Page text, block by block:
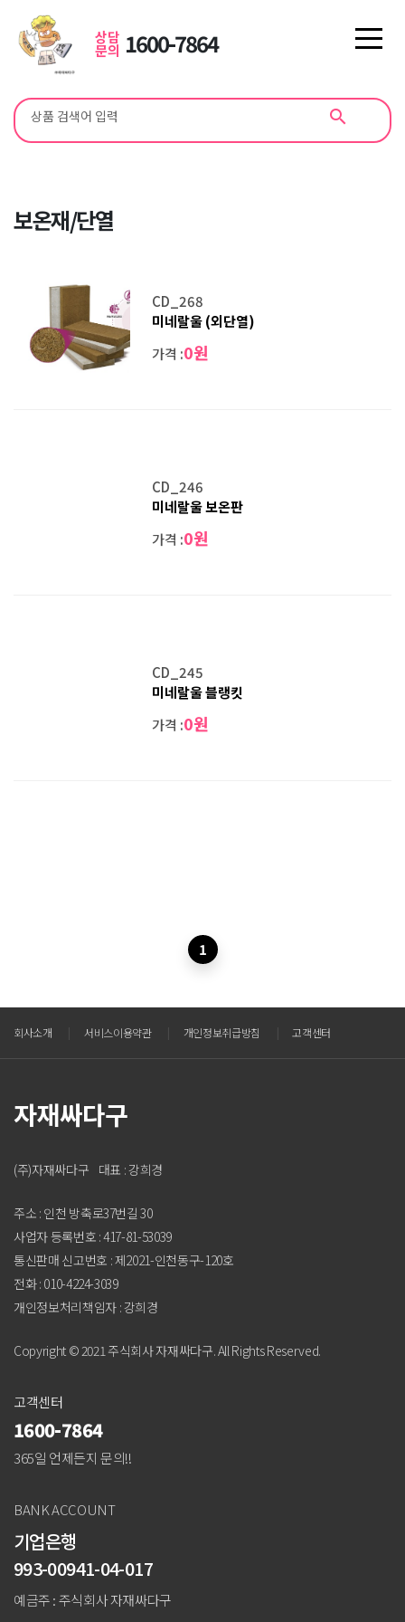
상담
문의 1600-7864
search
보온재/단열
CD_268
미네랄울 (외단열)
가격 :0원
CD_246
미네랄울 보온판
가격 :0원
CD_245
미네랄울 블랭킷
가격 :0원
1
회사소개 서비스이용약관 개인정보취급방침 고객센터
자재싸다구
(주)자재싸다구 대표 : 강희경
주소 : 인천 방축로37번길 30
사업자 등록번호 : 417-81-53039
통신판매 신고번호 : 제2021-인천동구-120호
전화 : 010-4224-3039
개인정보처리책임자 : 강희경
Copyright © 2021 주식회사 자재싸다구. All Rights Reserved.
고객센터
1600-7864
365일 언제든지 문의!!
BANK ACCOUNT
기업은행
993-00941-04-017
예금주 : 주식회사 자재싸다구